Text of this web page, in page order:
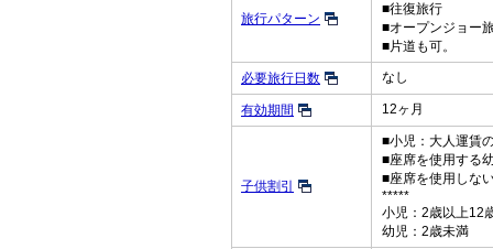
旅行パターン
■往復旅行
■オープンジョー
■片道も可。
必要旅行日数 なし
有効期間 12ヶ月
子供割引
■小児：大人運賃
■座席を使用する
■座席を使用しな
*****
小児：2歳以上12
幼児：2歳未満